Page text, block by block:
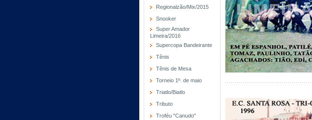
Regionalzão/Mix/2015
Snooker
Super Amador
Limeira/2016
Supercopa Bandeirante
Tênis
Tênis de Mesa
Torneio 1º. de maio
Triatlo/Biatlo
Tributo
Troféu "Canudo"